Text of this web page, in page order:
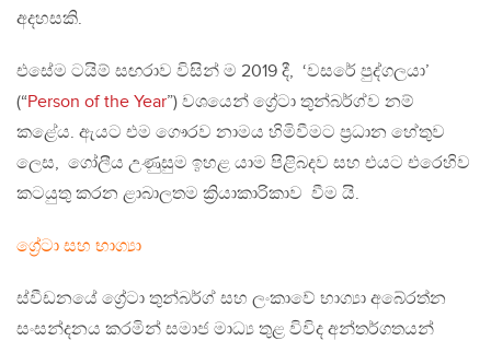
අදහසකි.
එසේම ටයිම් සඟරාව විසින් ම 2019 දී, ‘වසරේ පුද්ගලයා’
(“Person of the Year”) වශයෙන් ග්‍රේටා තුන්බර්ග්ව නම්
කළේය. ඇයට එම ගෞරව නාමය හිමිවීමට ප්‍රධාන හේතුව
ලෙස, ගෝලීය උණුසුම ඉහළ යාම පිළිබදව සහ එයට එරෙහිව
කටයුතු කරන ළාබාලතම ක්‍රියාකාරිකාව වීම යි.
ග්‍රේටා සහ භාග්‍යා
ස්වීඩනයේ ග්‍රේටා තුන්බර්ග් සහ ලංකාවේ භාග්‍යා අබේරත්න
සංසන්දනය කරමින් සමාජ මාධ්‍ය තුළ විවිද අන්තර්ගතයන්